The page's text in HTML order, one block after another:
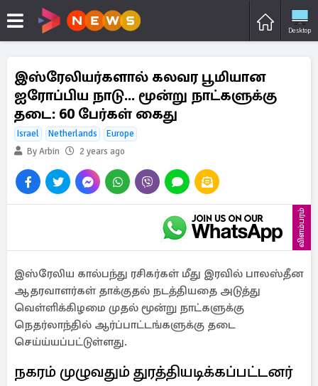
Desktop
இஸ்ரேலியர்களால் கலவர பூமியான
ஐரோப்பிய நாடு... மூன்று நாட்களுக்கு
தடை: 60 பேர்கள் கைது
Israel Netherlands
Europe
By Arbin
2 years ago
விளம்பரம்
இஸ்ரேலிய கால்பந்து ரசிகர்கள் மீது இரவில் பாலஸ்தீன
ஆதரவாளர்கள் தாக்குதல் நடத்தியதை அடுத்து
வெள்ளிக்கிழமை முதல் மூன்று நாட்களுக்கு
நெதர்லாந்தில் ஆர்ப்பாட்டங்களுக்கு தடை
செய்ய்யப்பட்டுள்ளது.
நகரம் முழுவதும் துரத்தியடிக்கப்பட்டனர்